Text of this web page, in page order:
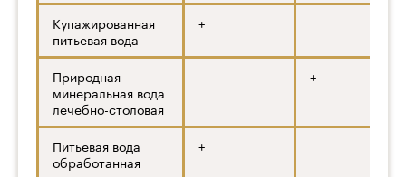
Купажированная
питьевая вода
+
Природная
минеральная вода
лечебно-столовая
+
Питьевая вода
обработанная
+